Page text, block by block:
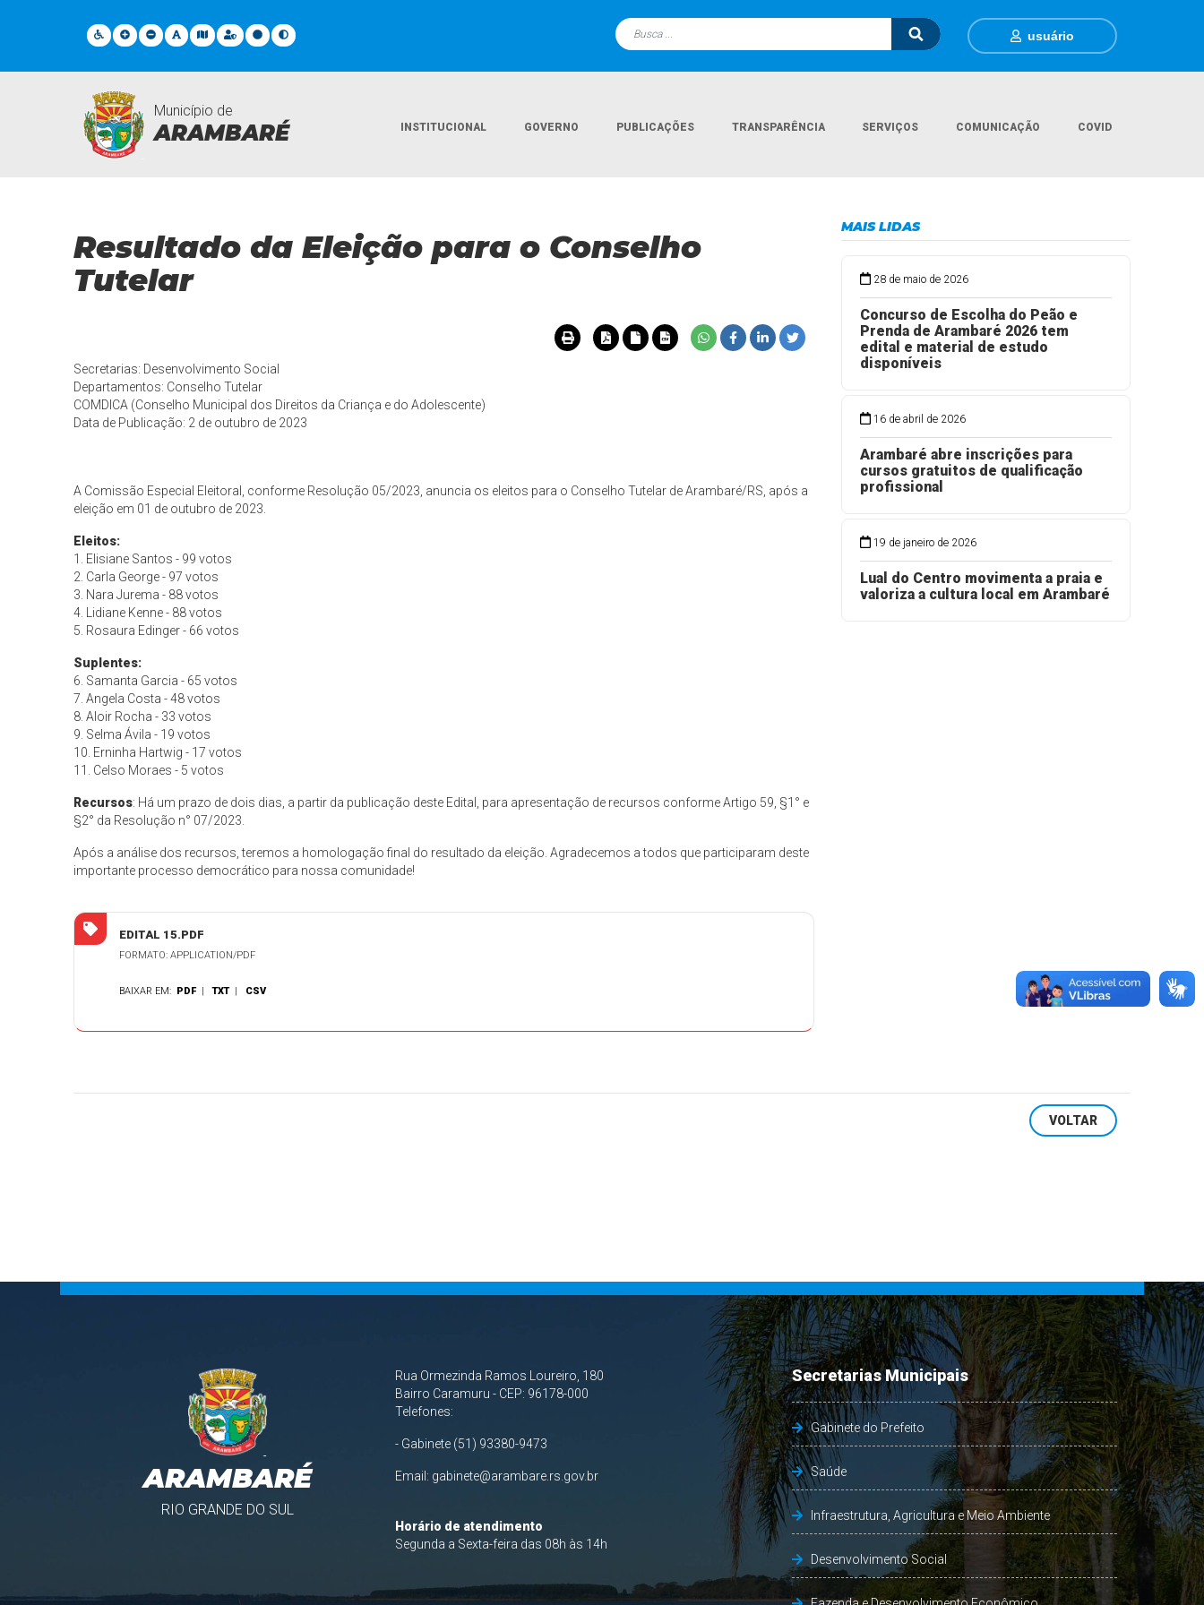
usuário
Município de
ARAMBARÉ INSTITUCIONAL GOVERNO PUBLICAÇÕES TRANSPARÊNCIA SERVIÇOS COMUNICAÇÃO COVID
Notícias
Resultado da Eleição para o Conselho
Tutelar
Secretarias: Desenvolvimento Social
Departamentos: Conselho Tutelar
COMDICA (Conselho Municipal dos Direitos da Criança e do Adolescente)
Data de Publicação: 2 de outubro de 2023
A Comissão Especial Eleitoral, conforme Resolução 05/2023, anuncia os eleitos para o Conselho Tutelar de Arambaré/RS, após a
eleição em 01 de outubro de 2023.
Eleitos:
1. Elisiane Santos - 99 votos
2. Carla George - 97 votos
3. Nara Jurema - 88 votos
4. Lidiane Kenne - 88 votos
5. Rosaura Edinger - 66 votos
Suplentes:
6. Samanta Garcia - 65 votos
7. Angela Costa - 48 votos
8. Aloir Rocha - 33 votos
9. Selma Ávila - 19 votos
10. Erninha Hartwig - 17 votos
11. Celso Moraes - 5 votos
Recursos: Há um prazo de dois dias, a partir da publicação deste Edital, para apresentação de recursos conforme Artigo 59, §1° e
§2° da Resolução n° 07/2023.
Após a análise dos recursos, teremos a homologação final do resultado da eleição. Agradecemos a todos que participaram deste
importante processo democrático para nossa comunidade!
EDITAL 15.PDF
FORMATO: APPLICATION/PDF
BAIXAR EM: PDF |TXT | CSV
MAIS LIDAS
28 de maio de 2026
Concurso de Escolha do Peão e
Prenda de Arambaré 2026 tem
edital e material de estudo
disponíveis
16 de abril de 2026
Arambaré abre inscrições para
cursos gratuitos de qualificação
profissional
19 de janeiro de 2026
Lual do Centro movimenta a praia e
valoriza a cultura local em Arambaré
VOLTAR
ARAMBARÉ
RIO GRANDE DO SUL
Rua Ormezinda Ramos Loureiro, 180
Bairro Caramuru - CEP: 96178-000
Telefones:
- Gabinete (51) 93380-9473
Email: gabinete@arambare.rs.gov.br
Horário de atendimento
Segunda a Sexta-feira das 08h às 14h
Secretarias Municipais
Gabinete do Prefeito
Saúde
Infraestrutura, Agricultura e Meio Ambiente
Desenvolvimento Social